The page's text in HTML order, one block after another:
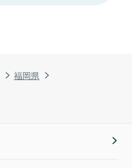
福岡県